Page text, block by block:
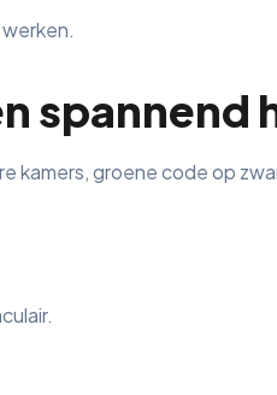
spannend
kamers, groene code op